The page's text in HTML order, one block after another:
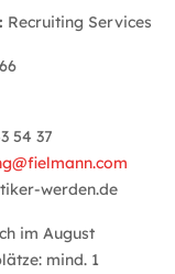
Recruiting Services
54 37
werden.de
im August
mind. 1